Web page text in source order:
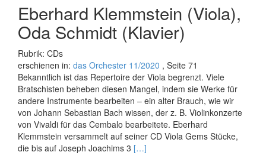
Eberhard Klemmstein (Viola),
Oda Schmidt (Klavier)
Rubrik: CDs
erschienen in: das Orchester 11/2020 , Seite 71
Bekanntlich ist das Repertoire der Viola begrenzt. Viele
Bratschisten beheben diesen Mangel, indem sie Werke für
andere Instrumente bearbeiten – ein alter Brauch, wie wir
von Johann Sebastian Bach wissen, der z. B. Violinkonzerte
von Vivaldi für das Cembalo bearbeitete. Eberhard
Klemmstein versammelt auf seiner CD Viola Gems Stücke,
die bis auf Joseph Joachims 3 Read
[…]